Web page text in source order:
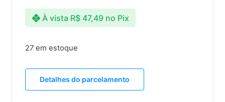
À vista R$47,49 no Pix
27 em estoque
Detalhes do parcelamento